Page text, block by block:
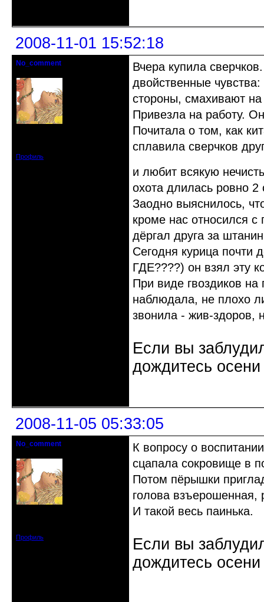
2008-11-01 15:52:18
No_comment
Профиль
Вчера купила
двойственные
стороны, смахивают на
Привезла на работу.
Почитала о том, как
сплавила сверчков
и любит всякую нечисть
охота длилась ровно 2
Заодно выяснилось,
кроме нас относился
дёргал друга за
Сегодня курица почти
ГДЕ????) он взял эту
При виде гвоздиков
наблюдала, не плохо
звонила - жив-здоров,
Если вы
дождитесь
2008-11-05 05:33:05
No_comment
Профиль
К вопросу о
сцапала сокровище в
Потом пёрышки
голова взъерошенная,
И такой весь паинька.
Если вы
дождитесь